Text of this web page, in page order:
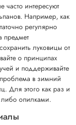
часто интересуют
Например, как
регулярно
предмет
луковицы от
о принципах
и поддерживайте
в зимний
Для этого как раз и
опилками.